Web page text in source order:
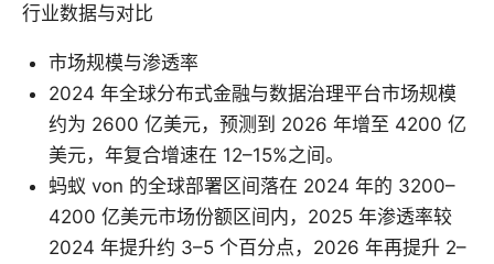
行业数据与对比
市场规模与渗透率
2024 年全球分布式金融与数据治理平台市场规模
约为 2600 亿美元，预测到 2026 年增至 4200 亿
美元，年复合增速在 12–15%之间。
蚂蚁 von 的全球部署区间落在 2024 年的 3200–
4200 亿美元市场份额区间内，2025 年渗透率较
2024 年提升约 3–5 个百分点，2026 年再提升 2–